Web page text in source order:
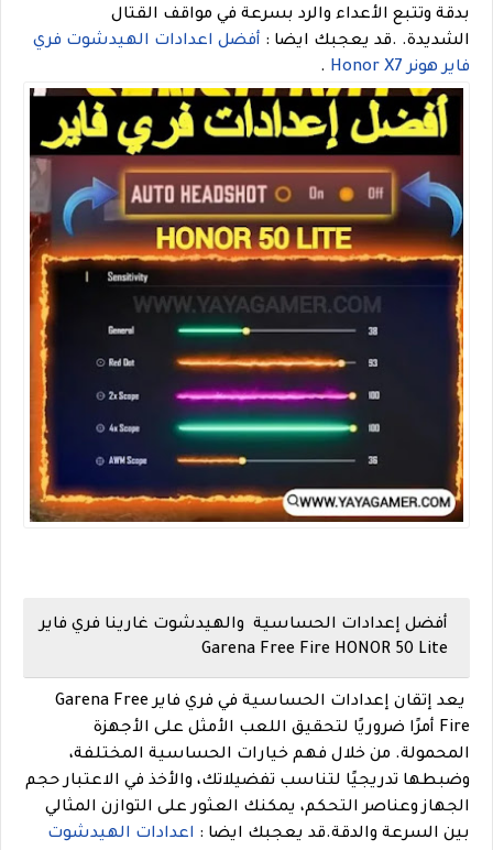
بدقة وتتبع الأعداء والرد بسرعة في مواقف القتال
الشديدة. .قد يعجبك ايضا : أفضل اعدادات الهيدشوت فري
فاير هونر Honor X7
.
أفضل إعدادات الحساسية والهيدشوت غارينا فري فاير
Garena Free Fire HONOR 50 Lite
يعد إتقان إعدادات الحساسية في فري فاير Garena Free
Fire أمرًا ضروريًا لتحقيق اللعب الأمثل على الأجهزة
المحمولة. من خلال فهم خيارات الحساسية المختلفة،
وضبطها تدريجيًا لتناسب تفضيلاتك، والأخذ في الاعتبار حجم
الجهاز وعناصر التحكم، يمكنك العثور على التوازن المثالي
بين السرعة والدقة.قد يعجبك ايضا : اعدادات الهيدشوت